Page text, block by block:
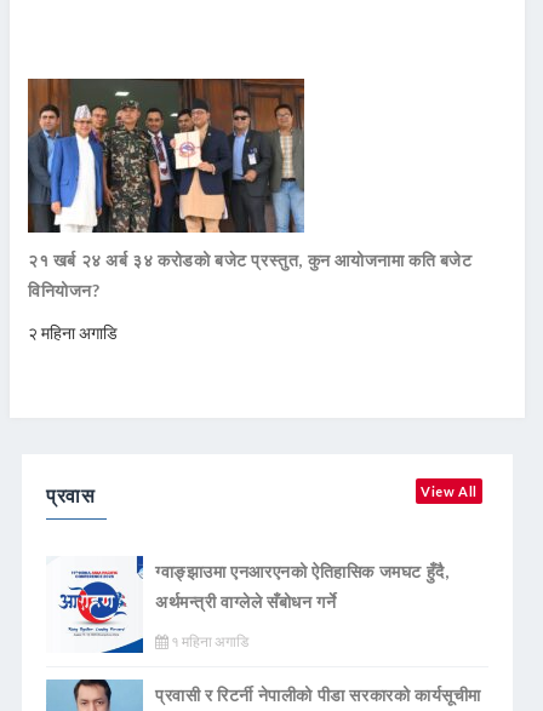
२१ खर्ब २४ अर्ब ३४ करोडको बजेट प्रस्तुत, कुन आयोजनामा कति बजेट
विनियोजन?
२ महिना अगाडि
प्रवास View All
ग्वाङ्झाउमा एनआरएनको ऐतिहासिक जमघट हुँदै,
अर्थमन्त्री वाग्लेले सँबोधन गर्ने
१ महिना अगाडि
प्रवासी र रिटर्नी नेपालीको पीडा सरकारको कार्यसूचीमा